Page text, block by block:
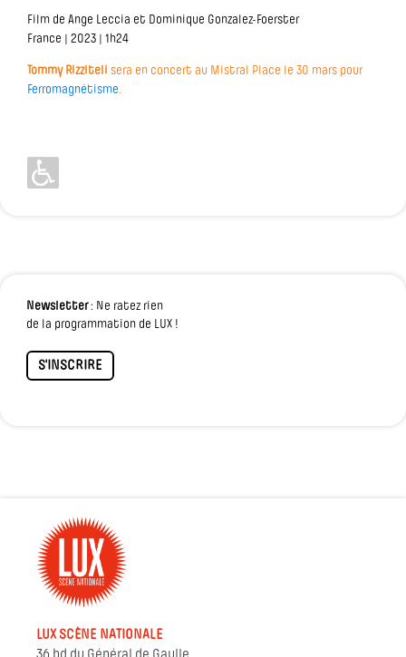
Film de Ange Leccia et Dominique Gonzalez-Foerster
France | 2023 | 1h24
Tommy Rizziteli sera en concert au Mistral Place le 30 mars pour
Ferromagnétisme.
Newsletter: Ne ratez rien
de la programmation de LUX !
S'INSCRIRE
LUX SCÈNE NATIONALE